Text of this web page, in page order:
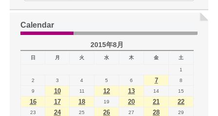
Calendar
2015年8月
日 月 火 水 木 金 土
1
2
3 4 5 6 7
8
9
10 11 12 13 14 15
16 17 18 19 20 21 22
23 24 25 26 27 28 29